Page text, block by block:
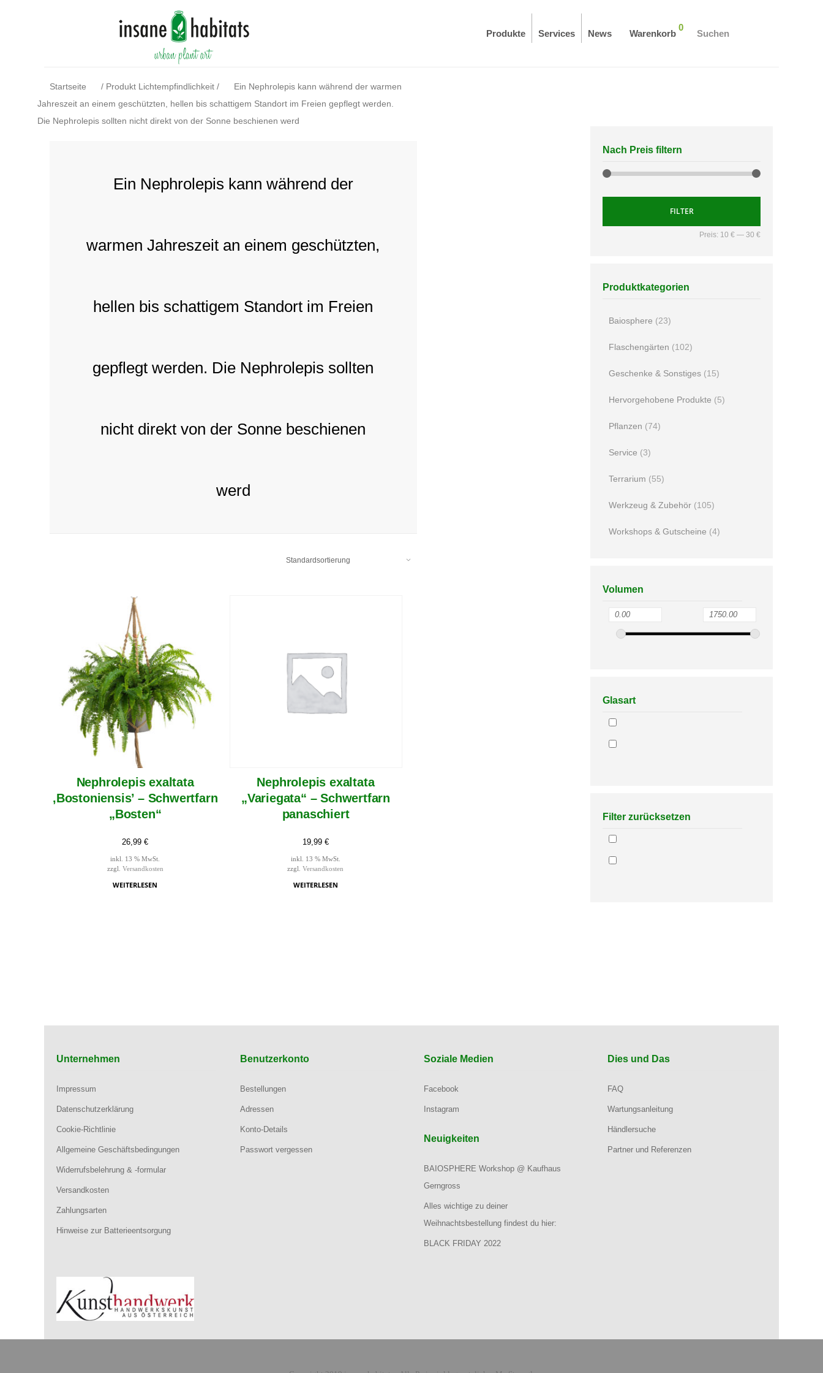
Suchen
Warenkorb
0
Produkte Services News
Startseite / Produkt Lichtempfindlichkeit /
Ein Nephrolepis kann während der warmen
Jahreszeit an einem geschützten, hellen bis schattigem Standort im Freien gepflegt werden.
Die Nephrolepis sollten nicht direkt von der Sonne beschienen werd
Ein Nephrolepis kann während der
warmen Jahreszeit an einem geschützten,
hellen bis schattigem Standort im Freien
gepflegt werden. Die Nephrolepis sollten
nicht direkt von der Sonne beschienen
werd
Nephrolepis exaltata
‚Bostoniensis’ – Schwertfarn
„Bosten“
26,99€
inkl. 13 % MwSt.
zzgl. Versandkosten
WEITERLESEN
Nephrolepis exaltata
„Variegata“ – Schwertfarn
panaschiert
19,99 €
inkl. 13 % MwSt.
zzgl. Versandkosten
WEITERLESEN
Nach Preis filtern
FILTER
Preis: 10 € —30 €
Produktkategorien
Baiosphere (23)
Flaschengärten (102)
Geschenke & Sonstiges (15)
Hervorgehobene Produkte (5)
Pflanzen (74)
Service (3)
Terrarium (55)
Werkzeug & Zubehör (105)
Workshops & Gutscheine (4)
Volumen
Glasart
Filter zurücksetzen
Unternehmen
Impressum
Datenschutzerklärung
Cookie-Richtlinie
Allgemeine Geschäftsbedingungen
Widerrufsbelehrung & -formular
Versandkosten
Zahlungsarten
Hinweise zur Batterieentsorgung
Benutzerkonto
Bestellungen
Adressen
Konto-Details
Passwort vergessen
Soziale Medien
Facebook
Instagram
Neuigkeiten
BAIOSPHERE Workshop @ Kaufhaus
Gerngross
Alles wichtige zu deiner
Weihnachtsbestellung findest du hier:
BLACK FRIDAY 2022
Dies und Das
FAQ
Wartungsanleitung
Händlersuche
Partner und Referenzen